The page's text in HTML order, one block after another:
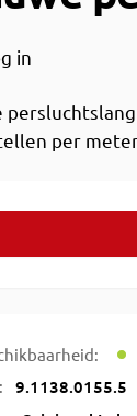
in
persluchtslang
per
9.1138.0155.5